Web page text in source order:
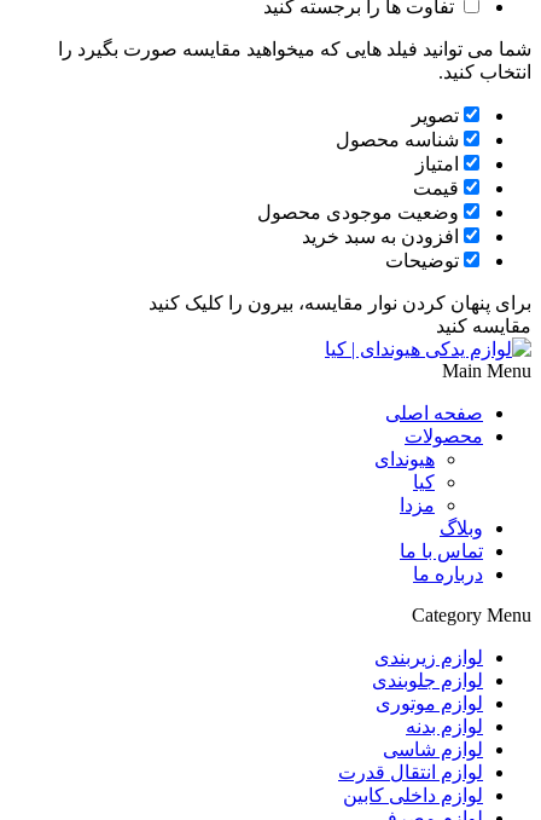
تفاوت ها را برجسته کنید
شما می توانید فیلد هایی که میخواهید مقایسه صورت بگیرد را
انتخاب کنید.
تصویر
شناسه محصول
امتیاز
قیمت
وضعیت موجودی محصول
افزودن به سبد خرید
توضیحات
برای پنهان کردن نوار مقایسه، بیرون را کلیک کنید
مقایسه کنید
Main Menu
صفحه اصلی
محصولات
هیوندای
کیا
مزدا
وبلاگ
تماس با ما
درباره ما
Category Menu
لوازم زیربندی
لوازم جلوبندی
لوازم موتوری
لوازم بدنه
لوازم شاسی
لوازم انتقال قدرت
لوازم داخلی کابین